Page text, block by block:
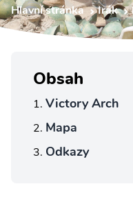
Hlavní stránka
Irák
Obsah
Victory Arch
Mapa
Odkazy